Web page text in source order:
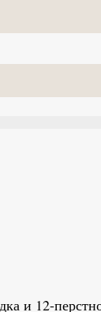
и 12-